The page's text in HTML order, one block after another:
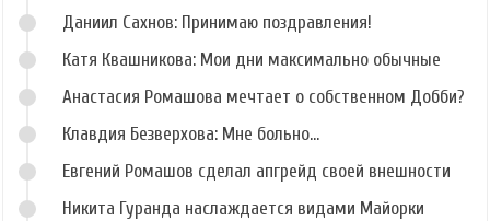
Даниил Сахнов: Принимаю поздравления!
Катя Квашникова: Мои дни максимально обычные
Анастасия Ромашова мечтает о собственном Добби?
Клавдия Безверхова: Мне больно...
Евгений Ромашов сделал апгрейд своей внешности
Никита Гуранда наслаждается видами Майорки